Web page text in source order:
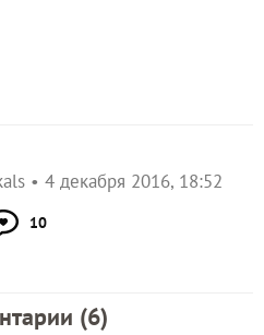
4 декабря 2016, 18:52
10
(6)